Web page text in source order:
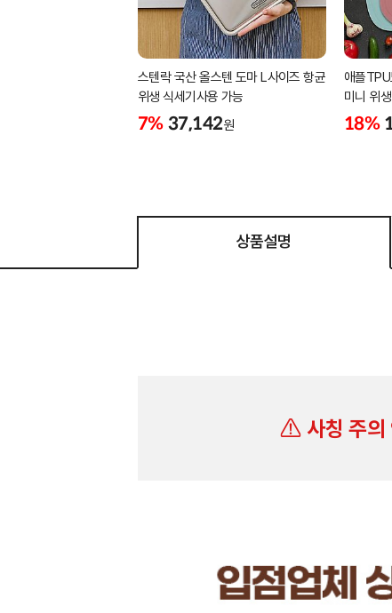
스텐락 국산 올스텐 도마 L사이즈 항균
위생 식세기사용 가능
7% 37,142원
애플
미니 위
18%
상품설명
사칭 주의